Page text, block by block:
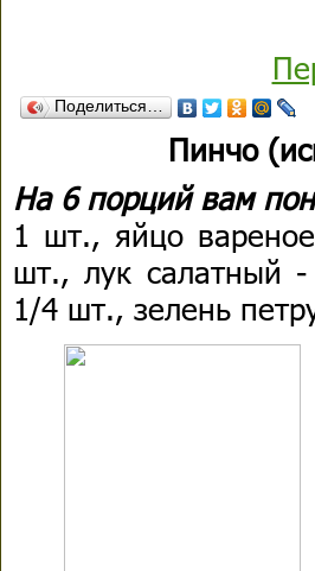
Поделиться…
Пинчо
На 6 порций вам
1 шт., яйцо
шт., лук салатный
1/4 шт., зелень